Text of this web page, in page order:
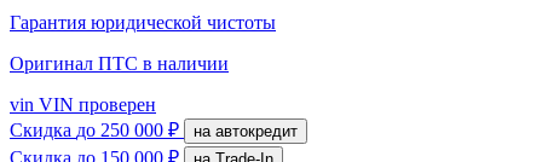
Гарантия юридической чистоты
Оригинал ПТС в наличии
vin VIN проверен
Скидка до 250 000 ₽ на автокредит
Скидка до 150 000 ₽